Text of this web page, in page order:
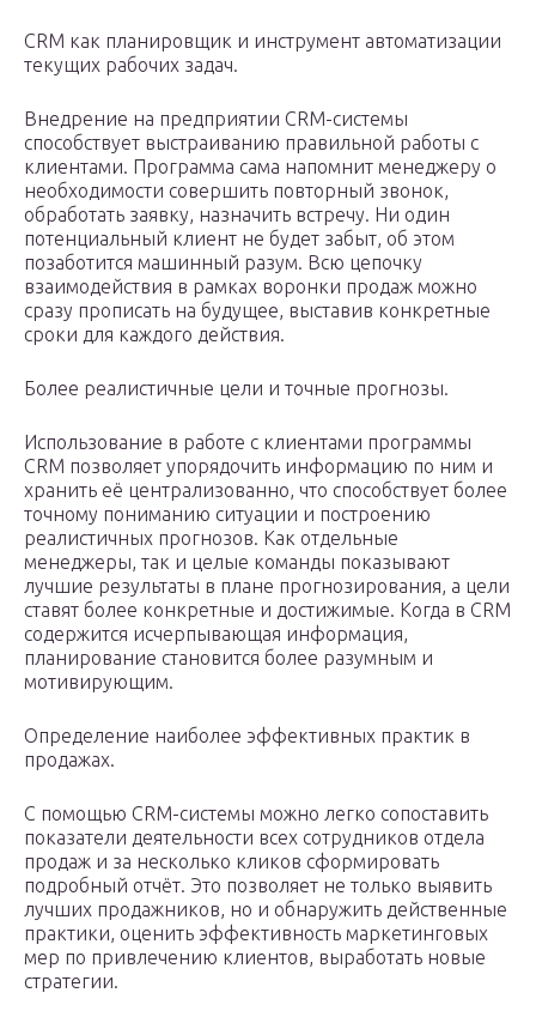
CRM как планировщик и инструмент автоматизации
текущих рабочих задач.
Внедрение на предприятии CRM-системы
способствует выстраиванию правильной работы с
клиентами. Программа сама напомнит менеджеру о
необходимости совершить повторный звонок,
обработать заявку, назначить встречу. Ни один
потенциальный клиент не будет забыт, об этом
позаботится машинный разум. Всю цепочку
взаимодействия в рамках воронки продаж можно
сразу прописать на будущее, выставив конкретные
сроки для каждого действия.
Более реалистичные цели и точные прогнозы.
Использование в работе с клиентами программы
CRM позволяет упорядочить информацию по ним и
хранить её централизованно, что способствует более
точному пониманию ситуации и построению
реалистичных прогнозов. Как отдельные
менеджеры, так и целые команды показывают
лучшие результаты в плане прогнозирования, а цели
ставят более конкретные и достижимые. Когда в CRM
содержится исчерпывающая информация,
планирование становится более разумным и
мотивирующим.
Определение наиболее эффективных практик в
продажах.
С помощью CRM-системы можно легко сопоставить
показатели деятельности всех сотрудников отдела
продаж и за несколько кликов сформировать
подробный отчёт. Это позволяет не только выявить
лучших продажников, но и обнаружить действенные
практики, оценить эффективность маркетинговых
мер по привлечению клиентов, выработать новые
стратегии.